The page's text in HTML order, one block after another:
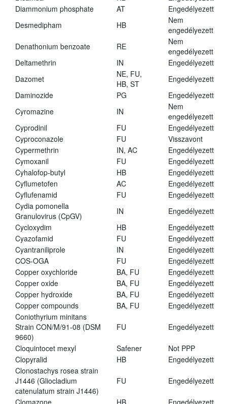
Diammonium phosphate
AT
Engedélyezett
Desmedipham
HB
Nem
engedélyezett
Denathonium benzoate
RE
Nem
engedélyezett
Deltamethrin
IN
Engedélyezett
Dazomet
NE, FU,
HB, ST
Engedélyezett
Daminozide
PG
Engedélyezett
Cyromazine
IN
Nem
engedélyezett
Cyprodinil
FU
Engedélyezett
Cyproconazole
FU
Visszavont
Cypermethrin
IN, AC
Engedélyezett
Cymoxanil
FU
Engedélyezett
Cyhalofop-butyl
HB
Engedélyezett
Cyflumetofen
AC
Engedélyezett
Cyflufenamid
FU
Engedélyezett
Cydia pomonella
Granulovirus (CpGV)
IN
Engedélyezett
Cycloxydim
HB
Engedélyezett
Cyazofamid
FU
Engedélyezett
Cyantraniliprole
IN
Engedélyezett
COS-OGA
FU
Engedélyezett
Copper oxychloride
BA, FU
Engedélyezett
Copper oxide
BA, FU
Engedélyezett
Copper hydroxide
BA, FU
Engedélyezett
Copper compounds
BA, FU
Engedélyezett
Coniothyrium minitans
Strain CON/M/91-08 (DSM
9660)
FU Engedélyezett
Cloquintocet mexyl Safener
Not PPP
Clopyralid
HB
Engedélyezett
Clonostachys rosea strain
J1446 (Gliocladium
catenulatum strain J1446)
FU Engedélyezett